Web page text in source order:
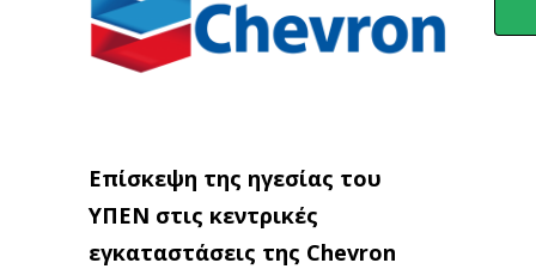
Επίσκεψη της ηγεσίας του
ΥΠΕΝ στις κεντρικές
εγκαταστάσεις της Chevron